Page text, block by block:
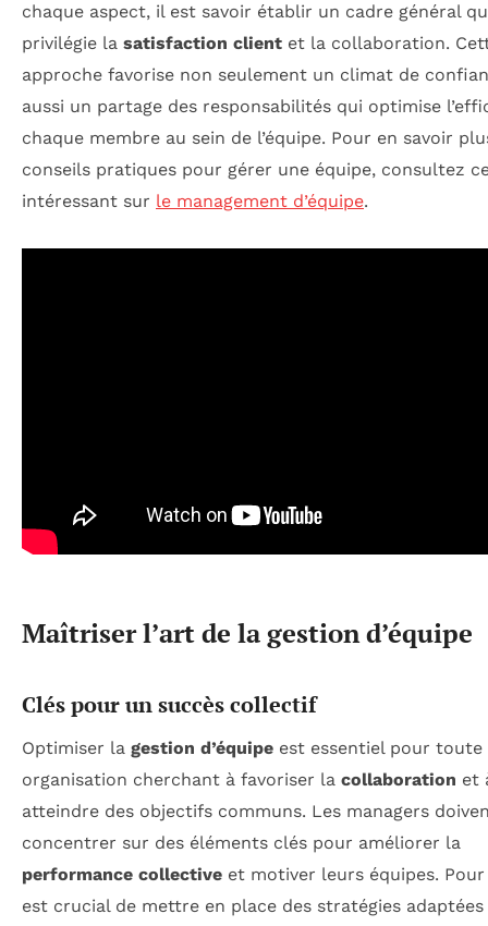
chaque aspect, il est savoir établir un cadre général
privilégie la satisfaction client et la collaboration.
approche favorise non seulement un climat de
aussi un partage des responsabilités qui optimise
chaque membre au sein de l’équipe. Pour en savoir
conseils pratiques pour gérer une équipe, consultez
intéressant sur le management d’équipe.
Maîtriser l’art de la gestion d’équipe
Clés pour un succès collectif
Optimiser la gestion d’équipe est essentiel pour toute
organisation cherchant à favoriser la collaboration et
atteindre des objectifs communs. Les managers
concentrer sur des éléments clés pour améliorer la
performance collective et motiver leurs équipes.
est crucial de mettre en place des stratégies adaptées